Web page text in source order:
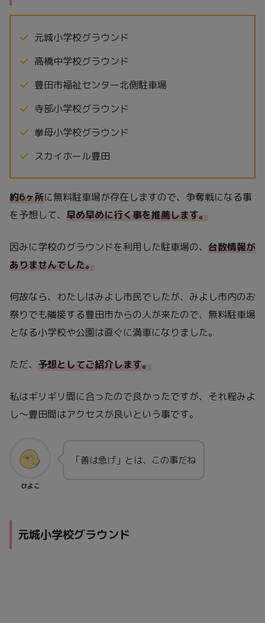
元城小学校グラウンド
高橋中学校グラウンド
豊田市福祉センター北側駐車場
寺部小学校グラウンド
拳母小学校グラウンド
スカイホール豊田
約6ヶ所に無料駐車場が存在しますので、争奪戦になる事
を予想して、 早め早めに行く事を推薦します。
因みに学校のグラウンドを利用した駐車場の、 台数情報が
ありませんでした。
何故なら、わたしはみよし市民でしたが、みよし市内のお
祭りでも隣接する豊田市からの人が来たので、無料駐車場
となる小学校や公園は直ぐに満車になりました。
ただ、 予想としてご紹介します。
私はギリギリ間に合ったので良かったですが、それ程みよ
し～豊田間はアクセスが良いという事です。
ひよこ
「善は急げ」とは、この事だね
元城小学校グラウンド